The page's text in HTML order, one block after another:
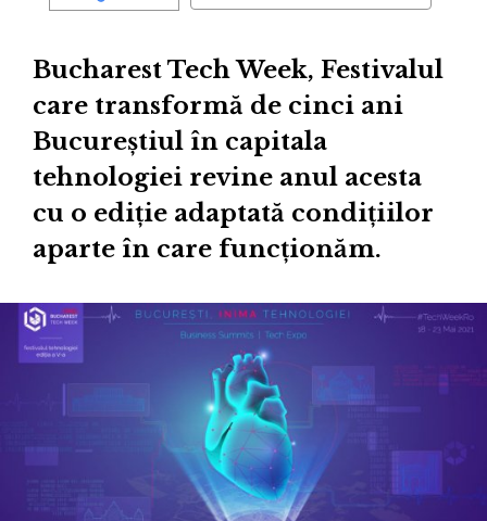
Bucharest Tech Week, Festivalul
care transformă de cinci ani
Bucureștiul în capitala
tehnologiei revine anul acesta
cu o ediție adaptată condițiilor
aparte în care funcționăm.